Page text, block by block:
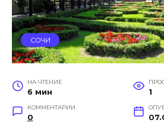
СОЧИ
НА ЧТЕНИЕ
6 мин 1
КОММЕНТАРИИ
0